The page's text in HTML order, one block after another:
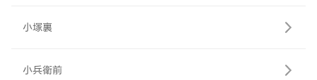
小塚裏
小兵衛前